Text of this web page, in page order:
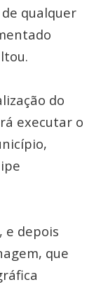
qualquer
do
executar o
e depois
que